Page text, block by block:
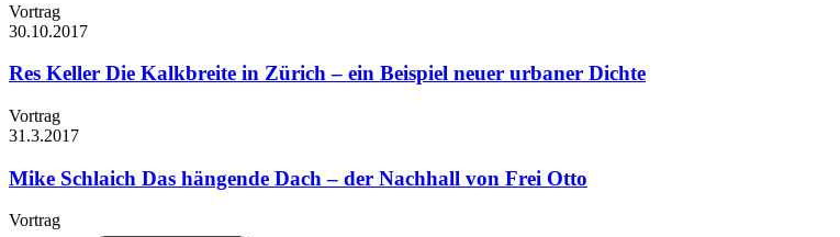
Vortrag
30.10.2017
Res Keller Die Kalkbreite in Zürich – ein Beispiel neuer urbaner Dichte
Vortrag
31.3.2017
Mike Schlaich Das hängende Dach – der Nachhall von Frei Otto
Vortrag